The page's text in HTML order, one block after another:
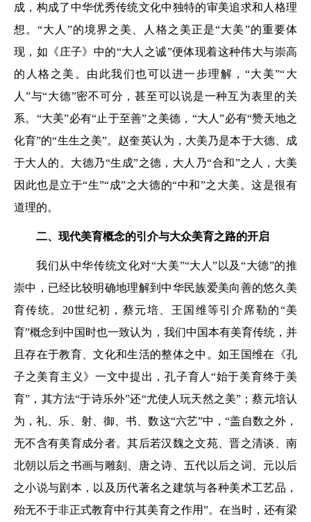
成，构成了中华优秀传统文化中独特的审美追求和人格理
想。“大人”的境界之美、人格之美正是“大美”的重要体
现，如《庄子》中的“大人之诚”便体现着这种伟大与崇高
的人格之美。由此我们也可以进一步理解，“大美”“大
人”与“大德”密不可分，甚至可以说是一种互为表里的关
系。“大美”必有“止于至善”之美德，“大人”必有“赞天地之
化育”的“生生之美”。赵奎英认为，大美乃是本于大德、成
于大人的。大德乃“生成”之德，大人乃“合和”之人，大美
因此也是立于“生”“成”之大德的“中和”之大美。这是很有
道理的。
二、 现代美育概念的引介与大众美育之路的开启
我们从中华传统文化对“大美”“大人”以及“大德”的推
崇中，已经比较明确地理解到中华民族爱美向善的悠久美
育传统。20世纪初，蔡元培、王国维等引介席勒的“美
育”概念到中国时也一致认为，我们中国本有美育传统，并
且存在于教育、文化和生活的整体之中。如王国维在《孔
子之美育主义》一文中提出，孔子育人“始于美育终于美
育”，其方法“于诗乐外”还“尤使人玩天然之美”；蔡元培认
为，礼、乐、射、御、书、数这“六艺”中，“盖自数之外，
无不含有美育成分者。其后若汉魏之文苑、晋之清谈、南
北朝以后之书画与雕刻、唐之诗、五代以后之词、元以后
之小说与剧本，以及历代著名之建筑与各种美术工艺品，
殆无不于非正式教育中行其美育之作用”。在当时，还有梁